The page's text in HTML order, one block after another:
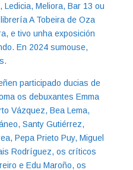
Ledicia, Meliora, Bar 13 ou
A Tobeira de Oza
e tivo unha exposición
En 2024 sumouse,
participado ducias de
os debuxantes Emma
Vázquez, Bea Lema,
Santy Gutiérrez,
Pepa Prieto Puy, Miguel
Rodríguez, os críticos
e Edu Maroño, os